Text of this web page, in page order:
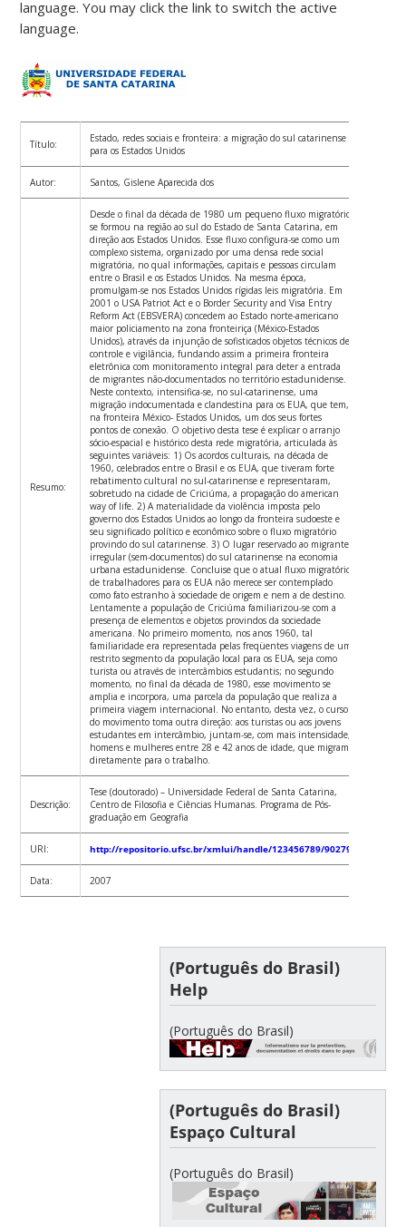
language. You may click the link to switch the active
language.
Título:
Estado, redes sociais e fronteira: a migração do sul catarinense
para os Estados Unidos
Autor: Santos, Gislene Aparecida dos
Resumo:
Desde o final da década de 1980 um pequeno fluxo migratório
se formou na região ao sul do Estado de Santa Catarina, em
direção aos Estados Unidos. Esse fluxo configura-se como um
complexo sistema, organizado por uma densa rede social
migratória, no qual informações, capitais e pessoas circulam
entre o Brasil e os Estados Unidos. Na mesma época,
promulgam-se nos Estados Unidos rígidas leis migratória. Em
2001 o USA Patriot Act e o Border Security and Visa Entry
Reform Act (EBSVERA) concedem ao Estado norte-americano
maior policiamento na zona fronteiriça (México-Estados
Unidos), através da injunção de sofisticados objetos técnicos de
controle e vigilância, fundando assim a primeira fronteira
eletrônica com monitoramento integral para deter a entrada
de migrantes não-documentados no território estadunidense.
Neste contexto, intensifica-se, no sul-catarinense, uma
migração indocumentada e clandestina para os EUA, que tem,
na fronteira México- Estados Unidos, um dos seus fortes
pontos de conexão. O objetivo desta tese é explicar o arranjo
sócio-espacial e histórico desta rede migratória, articulada às
seguintes variáveis: 1) Os acordos culturais, na década de
1960, celebrados entre o Brasil e os EUA, que tiveram forte
rebatimento cultural no sul-catarinense e representaram,
sobretudo na cidade de Criciúma, a propagação do american
way of life. 2) A materialidade da violência imposta pelo
governo dos Estados Unidos ao longo da fronteira sudoeste e
seu significado político e econômico sobre o fluxo migratório
provindo do sul catarinense. 3) O lugar reservado ao migrante
irregular (sem-documentos) do sul catarinense na economia
urbana estadunidense. Concluise que o atual fluxo migratório
de trabalhadores para os EUA não merece ser contemplado
como fato estranho à sociedade de origem e nem a de destino.
Lentamente a população de Criciúma familiarizou-se com a
presença de elementos e objetos provindos da sociedade
americana. No primeiro momento, nos anos 1960, tal
familiaridade era representada pelas freqüentes viagens de um
restrito segmento da população local para os EUA, seja como
turista ou através de intercâmbios estudantis; no segundo
momento, no final da década de 1980, esse movimento se
amplia e incorpora, uma parcela da população que realiza a
primeira viagem internacional. No entanto, desta vez, o curso
do movimento toma outra direção: aos turistas ou aos jovens
estudantes em intercâmbio, juntam-se, com mais intensidade,
homens e mulheres entre 28 e 42 anos de idade, que migram
diretamente para o trabalho.
Descrição:
Tese (doutorado) – Universidade Federal de Santa Catarina,
Centro de Filosofia e Ciências Humanas. Programa de Pós-
graduação em Geografia
URI: http://repositorio.ufsc.br/xmlui/handle/123456789/90279
Data: 2007
(Português do Brasil)
Help
(Português do Brasil)
(Português do Brasil)
Espaço Cultural
(Português do Brasil)